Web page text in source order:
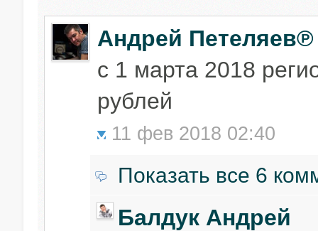
Андрей Петеляев℗
с 1 марта 2018
рублей
11 фев 2018 02:40
Показать все 6
Балдук Андрей